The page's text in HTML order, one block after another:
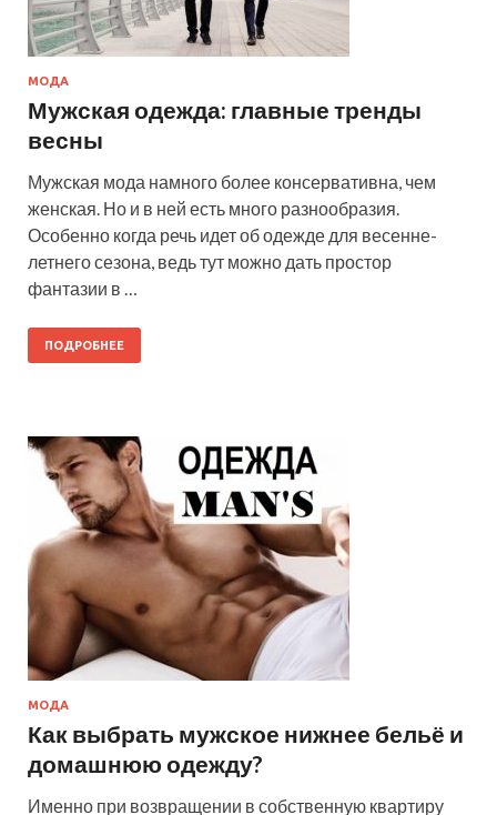
МОДА
Мужская одежда: главные тренды
весны
Мужская мода намного более консервативна, чем
женская. Но и в ней есть много разнообразия.
Особенно когда речь идет об одежде для весенне-
летнего сезона, ведь тут можно дать простор
фантазии в …
ПОДРОБНЕЕ
МОДА
Как выбрать мужское нижнее бельё и
домашнюю одежду?
Именно при возвращении в собственную квартиру